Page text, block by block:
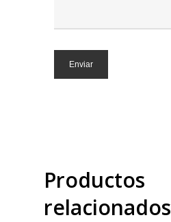
Productos
relacionados